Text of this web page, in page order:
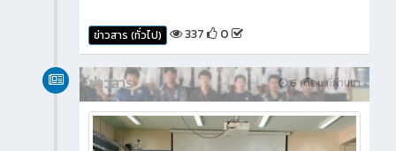
ข่าวสาร (ทั่วไป) 337 0
6 เดือน ที่ผ่านมา
ข่าวสาร